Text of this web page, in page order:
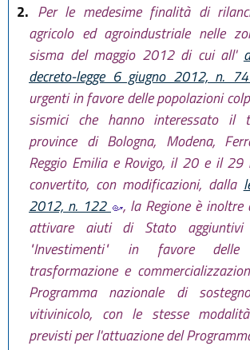
2. Per le medesime finalità di
agricolo ed agroindustriale nelle
sisma del maggio 2012 di cui all'
decreto-legge 6 giugno 2012, n. 74
urgenti in favore delle popolazioni
sismici che hanno interessato il
province di Bologna, Modena,
Reggio Emilia e Rovigo, il 20 e il 29
convertito, con modificazioni, dalla
2012, n. 122
, la Regione è
attivare aiuti di Stato aggiuntivi
"Investimenti" in favore
trasformazione e
Programma nazionale di
vitivinicolo, con le stesse
previsti per l'attuazione del